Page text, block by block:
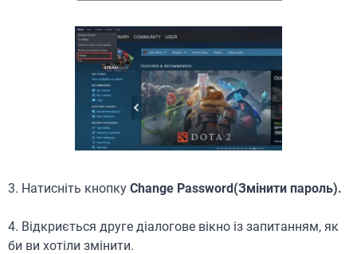
3. Натисніть кнопку Change Password(Змінити пароль).
4. Відкриється друге діалогове вікно із запитанням, як
би ви хотіли змінити.